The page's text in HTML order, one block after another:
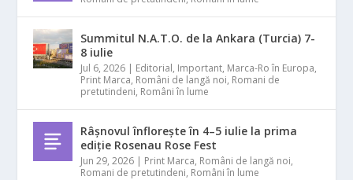
Summitul N.A.T.O. de la Ankara (Turcia) 7-
8 iulie
Jul 6, 2026 | Editorial, Important, Marca-Ro în Europa,
Print Marca, Români de langă noi, Romani de
pretutindeni, Români în lume
Râșnovul înflorește în 4–5 iulie la prima
ediție Rosenau Rose Fest
Jun 29, 2026 | Print Marca, Români de langă noi,
Romani de pretutindeni, Români în lume